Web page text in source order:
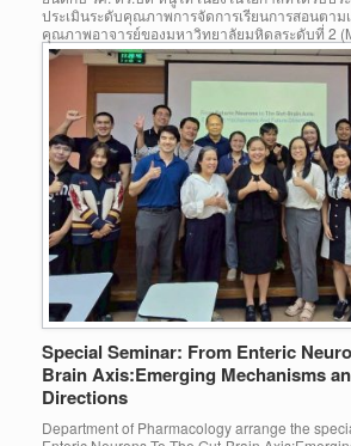
ประเมินระดับคุณภาพการจัดการเรียนการสอนตา
คุณภาพอาจารย์ของมหาวิทยาลัยมหิดลระดับที่ 2
Special Seminar: From Enteric
Brain Axis:Emerging Mechanisms
Directions
Department of Pharmacology arrange the